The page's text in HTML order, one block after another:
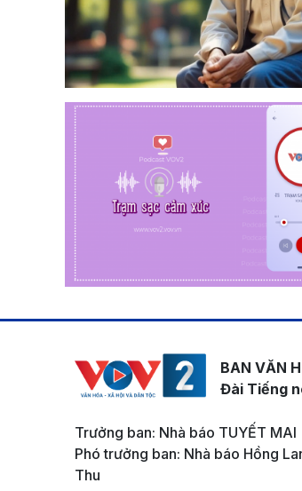
BAN VĂN
Đài Tiếng
Trưởng ban: Nhà báo TUYẾT MAI
Phó trưởng ban: Nhà báo Hồng
Thu